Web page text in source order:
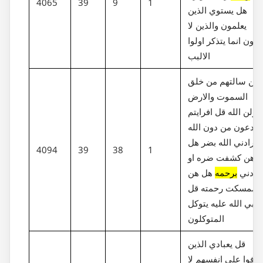
هل يستوي الذين
يعلمون والذين لا
انما يتذكر اولوا
الالبب
4094 39 38 1
سالتهم من خلق
السموت والارض
الله قل افرايتم
تدعون من دون الله
ارادني الله بضر هل
هن كشفت ضره او
ارادني برحمه هل هن
ممسكت رحمته قل
الله عليه يتوكل
المتوكلون
قل يعبادي الذين
علي انفسهم لا